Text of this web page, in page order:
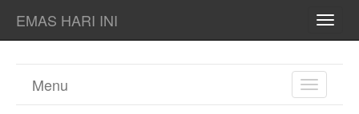
EMAS HARI INI
TOGGLE
Menu